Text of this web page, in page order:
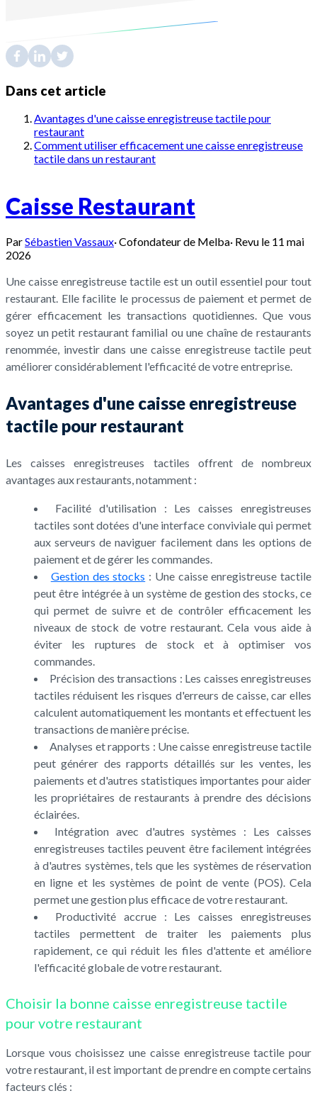
Dans cet article
Avantages d'une caisse enregistreuse tactile pour
restaurant
Comment utiliser efficacement une caisse enregistreuse
tactile dans un restaurant
Caisse Restaurant
ParSébastien Vassaux·Cofondateur de Melba· Revu le 11 mai
2026
Une caisse enregistreuse tactile est un outil essentiel pour tout
restaurant. Elle facilite le processus de paiement et permet de
gérer efficacement les transactions quotidiennes. Que vous
soyez un petit restaurant familial ou une chaîne de restaurants
renommée, investir dans une caisse enregistreuse tactile peut
améliorer considérablement l'efficacité de votre entreprise.
Avantages d'une caisse enregistreuse
tactile pour restaurant
Les caisses enregistreuses tactiles offrent de nombreux
avantages aux restaurants, notamment :
Facilité d'utilisation : Les caisses enregistreuses
tactiles sont dotées d'une interface conviviale qui permet
aux serveurs de naviguer facilement dans les options de
paiement et de gérer les commandes.
Gestion des stocks : Une caisse enregistreuse tactile
peut être intégrée à un système de gestion des stocks, ce
qui permet de suivre et de contrôler efficacement les
niveaux de stock de votre restaurant. Cela vous aide à
éviter les ruptures de stock et à optimiser vos
commandes.
Précision des transactions : Les caisses enregistreuses
tactiles réduisent les risques d'erreurs de caisse, car elles
calculent automatiquement les montants et effectuent les
transactions de manière précise.
Analyses et rapports : Une caisse enregistreuse tactile
peut générer des rapports détaillés sur les ventes, les
paiements et d'autres statistiques importantes pour aider
les propriétaires de restaurants à prendre des décisions
éclairées.
Intégration avec d'autres systèmes : Les caisses
enregistreuses tactiles peuvent être facilement intégrées
à d'autres systèmes, tels que les systèmes de réservation
en ligne et les systèmes de point de vente (POS). Cela
permet une gestion plus efficace de votre restaurant.
Productivité accrue : Les caisses enregistreuses
tactiles permettent de traiter les paiements plus
rapidement, ce qui réduit les files d'attente et améliore
l'efficacité globale de votre restaurant.
Choisir la bonne caisse enregistreuse tactile
pour votre restaurant
Lorsque vous choisissez une caisse enregistreuse tactile pour
votre restaurant, il est important de prendre en compte certains
facteurs clés :